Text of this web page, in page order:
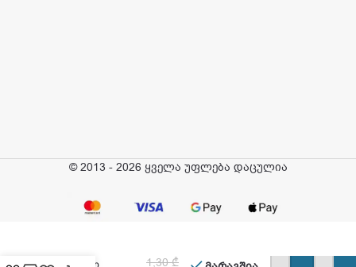
© 2013 - 2026 ყველა უფლება დაცულია
1,30₾